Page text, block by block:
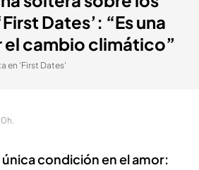
Dates’: “Es una
cambio climático”
en 'First Dates'
condición en el amor: